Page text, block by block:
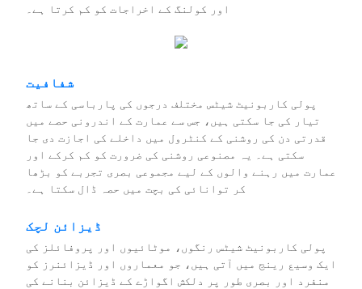
اور کولنگ کے اخراجات کو کم کرتا ہے۔
شفافیت
پولی کاربونیٹ شیٹس مختلف درجوں کی پارباسی کے ساتھ
تیار کی جا سکتی ہیں، جس سے عمارت کے اندرونی حصے میں
قدرتی دن کی روشنی کے کنٹرول میں داخلے کی اجازت دی جا
سکتی ہے۔ یہ مصنوعی روشنی کی ضرورت کو کم کرکے اور
عمارت میں رہنے والوں کے لیے مجموعی بصری تجربے کو بڑھا
کر توانائی کی بچت میں حصہ ڈال سکتا ہے۔
ڈیزائن لچک
پولی کاربونیٹ شیٹس رنگوں، موٹائیوں اور پروفائلز کی
ایک وسیع رینج میں آتی ہیں، جو معماروں اور ڈیزائنرز کو
منفرد اور بصری طور پر دلکش اگواڑے کے ڈیزائن بنانے کی